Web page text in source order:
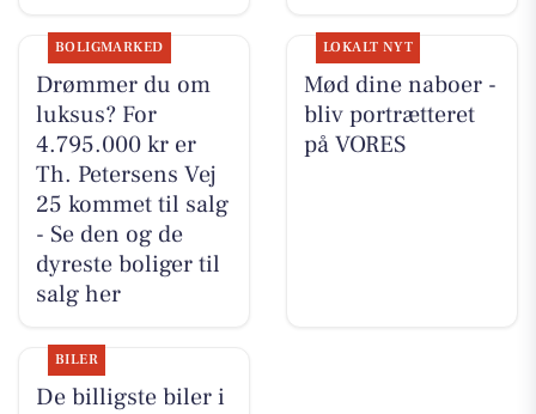
BOLIGMARKED
Drømmer du om
luksus? For
4.795.000 kr er
Th. Petersens Vej
25 kommet til salg
- Se den og de
dyreste boliger til
salg her
LOKALT NYT
Mød dine naboer -
bliv portrætteret
på VORES
BILER
De billigste biler i